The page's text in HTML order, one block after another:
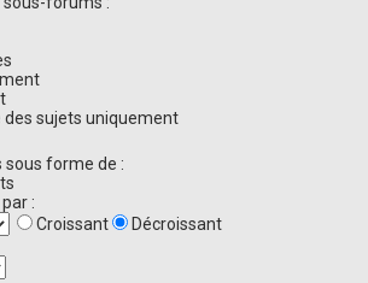
sujets uniquement
forme de :
:
Croissant
Décroissant